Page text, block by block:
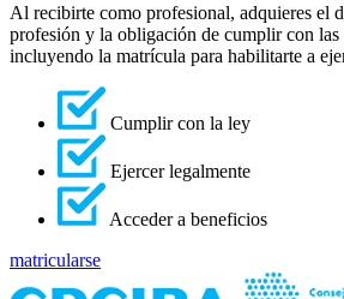
Al recibirte como profesional, adquieres el
profesión y la obligación de cumplir con las
incluyendo la matrícula para habilitarte a
Cumplir con la ley
Ejercer legalmente
Acceder a beneficios
matricularse